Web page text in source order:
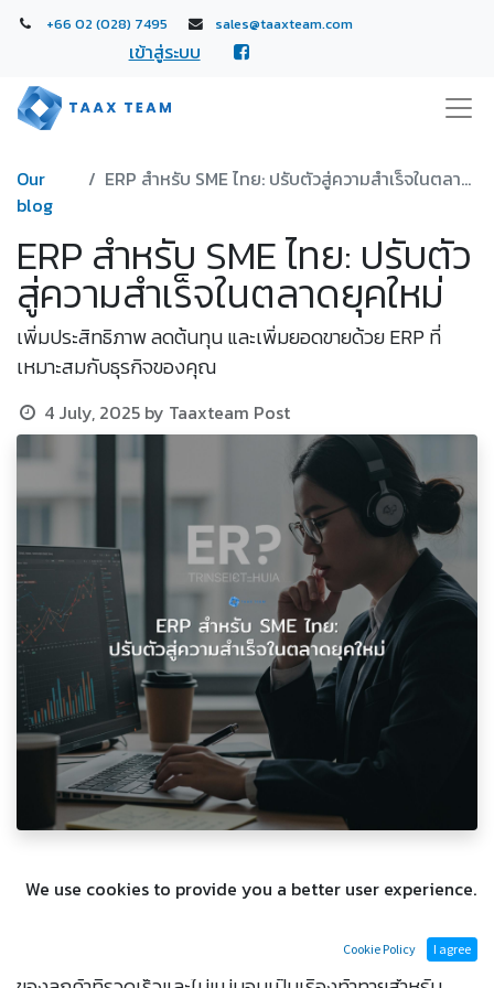
+66 02 (028) 7495 sales@taaxteam.com
เข้าสู่ระบบ
Our
blog
ERP สำหรับ SME ไทย: ปรับตัวสู่ความสำเร็จในตลาดยุคใหม่
ERP สำหรับ SME ไทย: ปรับตัว
สู่ความสำเร็จในตลาดยุคใหม่
เพิ่มประสิทธิภาพ ลดต้นทุน และเพิ่มยอดขายด้วย ERP ที่
เหมาะสมกับธุรกิจของคุณ
4 July, 2025 by Taaxteam Post
ERP สำหรับ SME ไทย: ปรับตัวสู่
ความสำเร็จในตลาดยุคใหม่
การรับมือกับการเปลี่ยนแปลงของตลาดและความต้องการ
We use cookies to provide you a better user experience.
Cookie Policy I agree